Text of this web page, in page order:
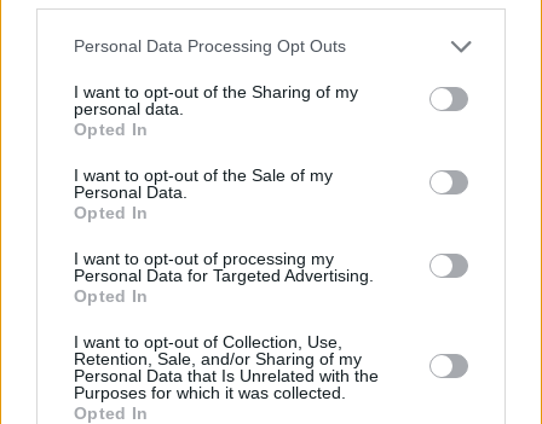
Personal Data Processing Opt Outs
I want to opt-out of the Sharing of my
personal data.
Opted In
I want to opt-out of the Sale of my
Personal Data.
Opted In
I want to opt-out of processing my
Personal Data for Targeted Advertising.
Opted In
I want to opt-out of Collection, Use,
Retention, Sale, and/or Sharing of my
Personal Data that Is Unrelated with the
Purposes for which it was collected.
Opted In
Ostergugelhupf
Leicht
Mohngugelhupf
Leicht
Eischnee-Gugelhupf
Zitronen-Gugelhupf